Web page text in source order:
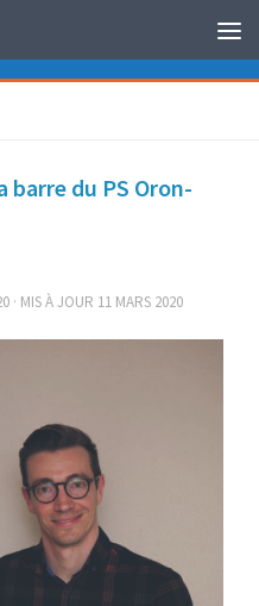
barre du PS Oron-
· MIS À JOUR 11 MARS 2020